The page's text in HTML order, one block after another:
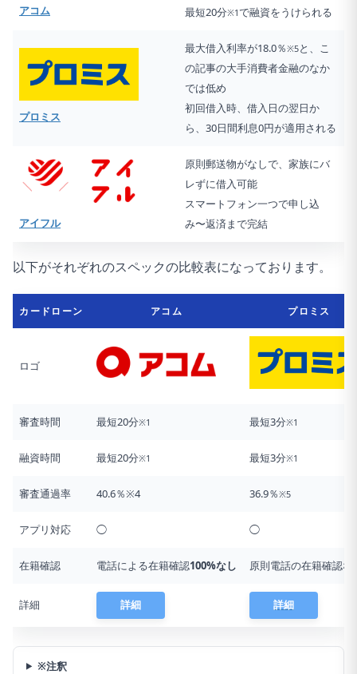
アコム
最短20分※1で融資をうけられる
プロミス
最大借入利率が18.0％※5と、こ
の記事の大手消費者金融のなか
では低め
初回借入時、借入日の翌日か
ら、30日間利息0円が適用される
アイフル
原則郵送物がなしで、家族にバ
レずに借入可能
スマートフォン一つで申し込
み〜返済まで完結
以下がそれぞれのスペックの比較表になっております。
カードローン アコム プロミス
ロゴ
審査時間 最短20分※1 最短3分※1
融資時間 最短20分※1 最短3分※1
審査通過率 40.6％※4 36.9％※5
アプリ対応 ◯ ◯
在籍確認 電話による在籍確認100%なし 原則電話の在籍確認な
詳細 詳細 詳細
※注釈